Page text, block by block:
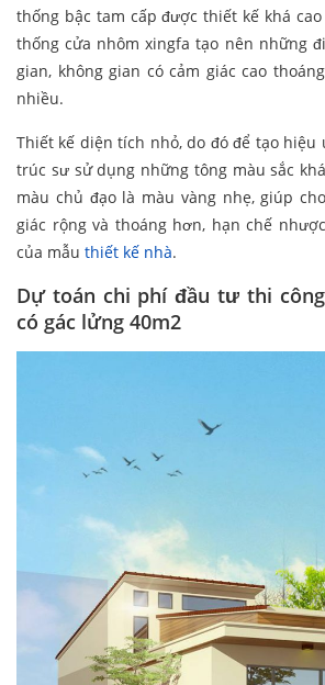
thống bậc tam cấp được thiết kế khá
thống cửa nhôm xingfa tạo nên những
gian, không gian có cảm giác cao
nhiều.
Thiết kế diện tích nhỏ, do đó để tạo hiệu
trúc sư sử dụng những tông màu sắc
màu chủ đạo là màu vàng nhẹ, giúp
giác rộng và thoáng hơn, hạn chế
của mẫu thiết kế nhà.
Dự toán chi phí đầu tư thi
có gác lửng 40m2